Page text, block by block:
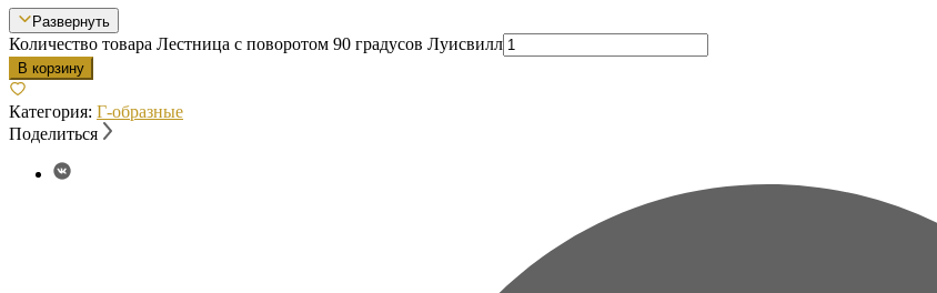
Развернуть
Количество товара Лестница с поворотом 90 градусов Луисвилл
В корзину
Категория: Г-образные
Поделиться